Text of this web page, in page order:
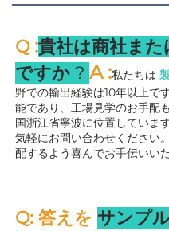
Q :貴社は商社ま
ですか ? A :私たちは
野での輸出経験は10年以上で
能であり、工場見学のお手配
国浙江省寧波に位置していま
気軽にお問い合わせください
配するよう喜んでお手伝いい
Q: 答えを サンプ